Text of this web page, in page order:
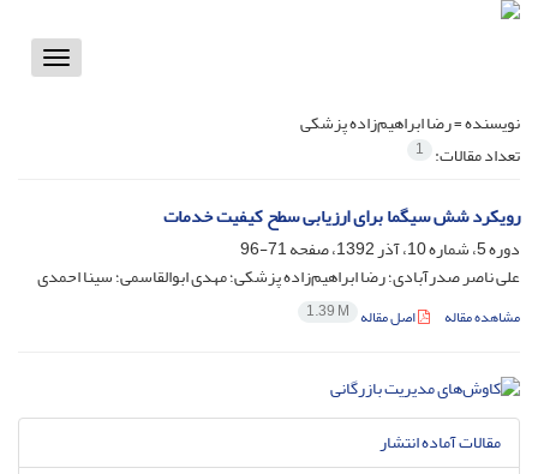
Toggle
نویسنده =رضا ابراهیم‌زاده پزشکی
تعداد مقالات: 1
رویکرد شش سیگما برای ارزیابی سطح کیفیت خدمات
دوره 5، شماره 10، آذر 1392، صفحه
71-96
علی ناصر صدرآبادی؛ رضا ابراهیم‌زاده پزشکی؛ مهدی ابوالقاسمی؛ سینا احمدی
مشاهده مقاله اصل مقاله 1.39 M
مقالات آماده انتشار